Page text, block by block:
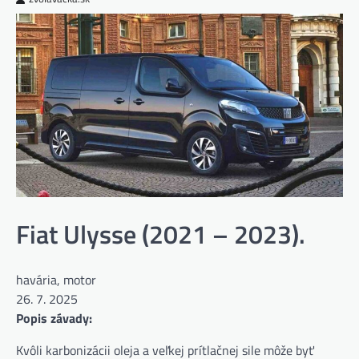
Fiat Ulysse (2021 – 2023).
havária, motor
26. 7. 2025
Popis závady:
Kvôli karbonizácii oleja a veľkej prítlačnej sile môže byť